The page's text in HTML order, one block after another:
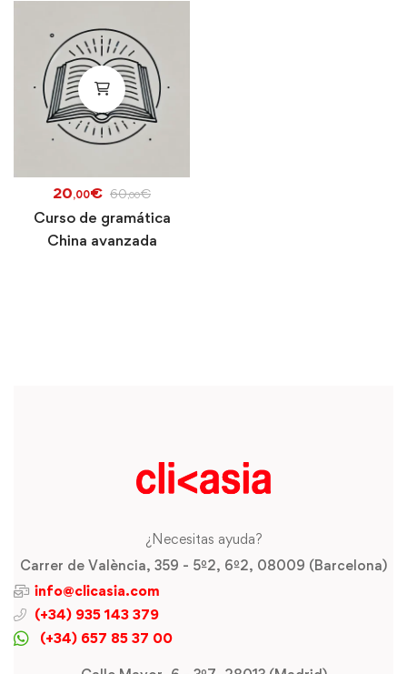
20,00€ 60,00€
Curso de gramática
China avanzada
¿Necesitas ayuda?
Carrer de València, 359 - 5º2, 6º2, 08009 (Barcelona)
info@clicasia.com
(+34) 935 143 379
(+34) 657 85 37 00